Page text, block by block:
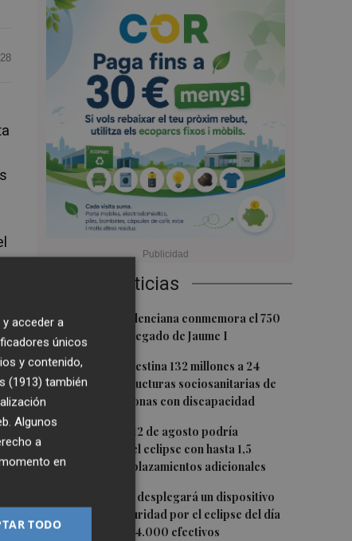
Últimas Noticias
1La Biblioteca Valenciana conmemora el 750
aniversario del legado de Jaume I
2La Generalitat destina 132 millones a 24
nuevas infraestructuras sociosanitarias de
mayores y personas con discapacidad
3 La movilidad el 12 de agosto podría
duplicarse por el eclipse con hasta 1,5
millones de desplazamientos adicionales
La Guardia Civil desplegará un dispositivo
especial de seguridad por el eclipse del día
12, con más de 24.000 efectivos
acceder a
únicos
y contenido,
(1913) también
Algunos
a
en
TODO